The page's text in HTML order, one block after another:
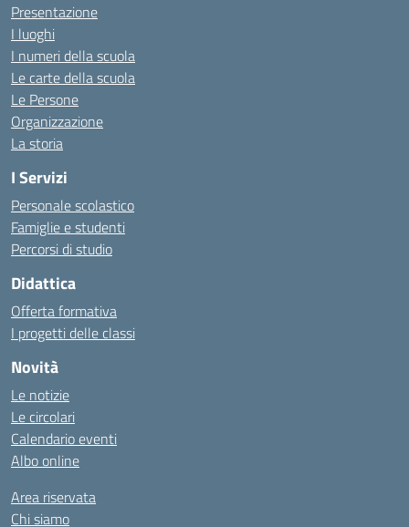
Presentazione
I luoghi
I numeri della scuola
Le carte della scuola
Le Persone
Organizzazione
La storia
I Servizi
Personale scolastico
Famiglie e studenti
Percorsi di studio
Didattica
Offerta formativa
I progetti delle classi
Novità
Le notizie
Le circolari
Calendario eventi
Albo online
Area riservata
Chi siamo